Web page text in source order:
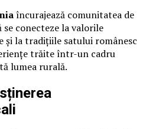
încurajează comunitatea de
se conecteze la valorile
și la tradițiile satului românesc
trăite într-un cadru
lumea rurală.